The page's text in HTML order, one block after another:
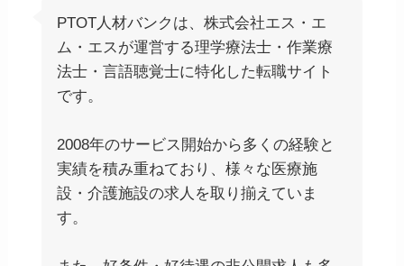
PTOT人材バンクは、株式会社エス・エ
ム・エスが運営する理学療法士・作業療
法士・言語聴覚士に特化した転職サイト
です。
2008年のサービス開始から多くの経験と
実績を積み重ねており、様々な医療施
設・介護施設の求人を取り揃えていま
す。